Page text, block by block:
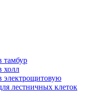
тамбур
холл
электрощитовую
лестничных клеток